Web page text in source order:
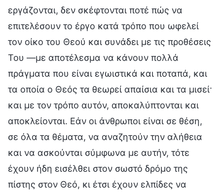
εργάζονται, δεν σκέφτονται ποτέ πώς να
επιτελέσουν το έργο κατά τρόπο που ωφελεί
τον οίκο του Θεού και συνάδει με τις προθέσεις
Του —με αποτέλεσμα να κάνουν πολλά
πράγματα που είναι εγωιστικά και ποταπά, και
τα οποία ο Θεός τα θεωρεί απαίσια και τα μισεί·
και με τον τρόπο αυτόν, αποκαλύπτονται και
αποκλείονται. Εάν οι άνθρωποι είναι σε θέση,
σε όλα τα θέματα, να αναζητούν την αλήθεια
και να ασκούνται σύμφωνα με αυτήν, τότε
έχουν ήδη εισέλθει στον σωστό δρόμο της
πίστης στον Θεό, κι έτσι έχουν ελπίδες να